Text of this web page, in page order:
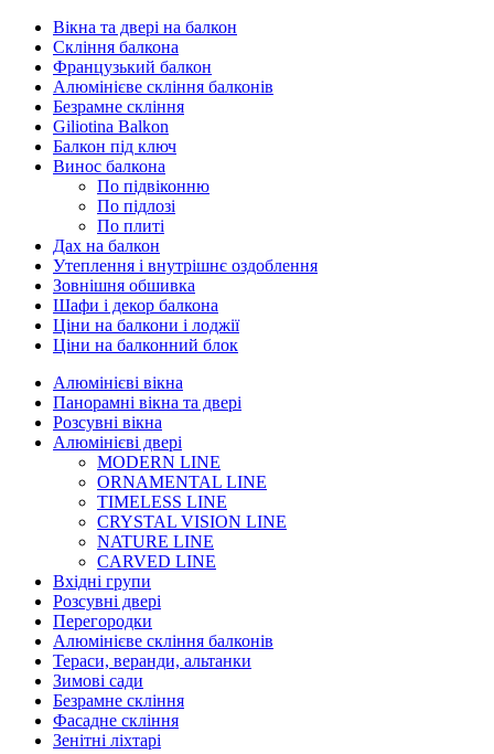
Вікна та двері на балкон
Скління балкона
Французький балкон
Алюмінієве скління балконів
Безрамне скління
Giliotina Balkon
Балкон під ключ
Винос балкона
По підвіконню
По підлозі
По плиті
Дах на балкон
Утеплення і внутрішнє оздоблення
Зовнішня обшивка
Шафи і декор балкона
Ціни на балкони і лоджії
Ціни на балконний блок
Алюмінієві вікна
Панорамні вікна та двері
Розсувні вікна
Алюмінієві двері
MODERN LINE
ORNAMENTAL LINE
TIMELESS LINE
CRYSTAL VISION LINE
NATURE LINE
CARVED LINE
Вхідні групи
Розсувні двері
Перегородки
Алюмінієве скління балконів
Тераси, веранди, альтанки
Зимові сади
Безрамне скління
Фасадне скління
Зенітні ліхтарі